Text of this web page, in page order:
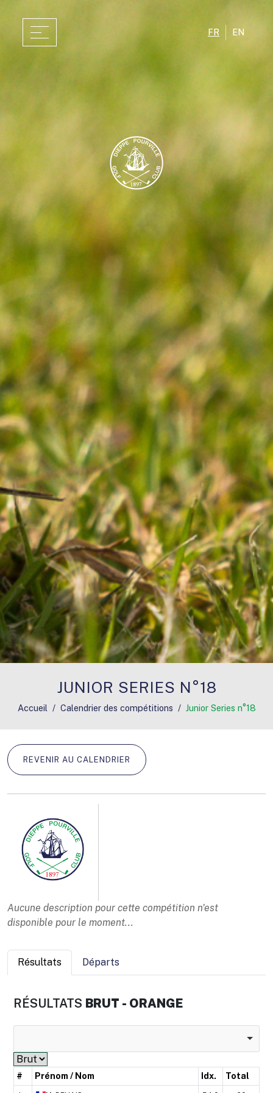
FR EN
JUNIOR SERIES N°18
Accueil Calendrier des compétitions Junior Series n°18
REVENIR AU CALENDRIER
Aucune description pour cette compétition n'est
disponible pour le moment...
Résultats Départs
RÉSULTATS BRUT - ORANGE
# Prénom / Nom Idx. Total